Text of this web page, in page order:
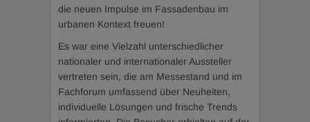
die neuen Impulse im Fassadenbau im
urbanen Kontext freuen!
Es war eine Vielzahl unterschiedlicher
nationaler und internationaler Aussteller
vertreten sein, die am Messestand und im
Fachforum umfassend über Neuheiten,
individuelle Lösungen und frische Trends